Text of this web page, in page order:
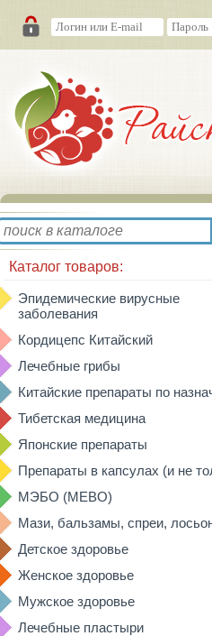
Каталог товаров:
Эпидемические вирусные
заболевания
Кордицепс Китайский
Лечебные грибы
Китайские препараты по
Тибетская медицина
Японские препараты
Препараты в капсулах (и не
МЭБО (MEBO)
Мази, бальзамы, спреи,
Детское здоровье
Женское здоровье
Мужское здоровье
Лечебные пластыри